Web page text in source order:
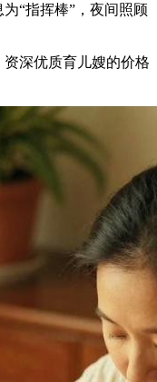
“指挥棒”，夜间照顾
深优质育儿嫂的价格